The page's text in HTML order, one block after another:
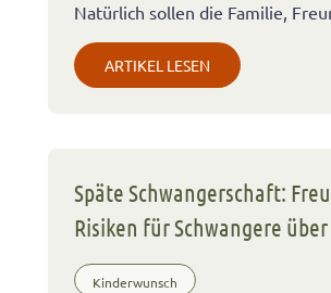
Natürlich sollen die Familie,
ARTIKEL LESEN
Späte Schwangerschaft:
Risiken für Schwangere über
Kinderwunsch